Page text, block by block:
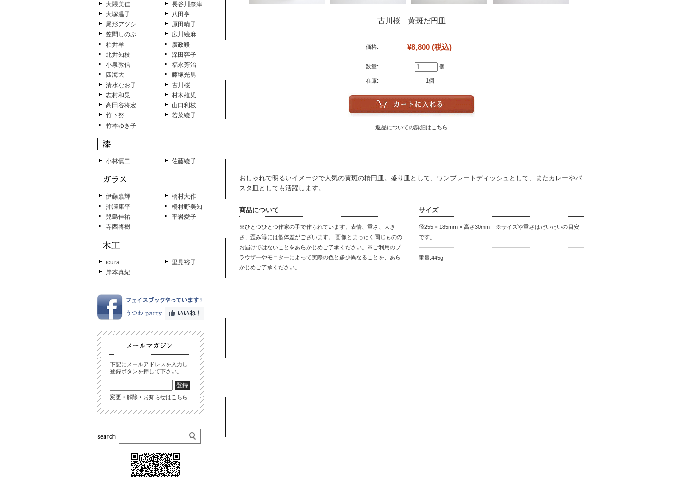
古川桜 黄斑だ円皿
価格: ¥8,800 (税込)
数量: 個
在庫: 1個
返品についての詳細はこちら
おしゃれで明るいイメージで人気の黄斑の楕円皿。盛り皿として、ワンプレートディッシュとして、またカレーやパ
スタ皿としても活躍します。
商品について
※ひとつひとつ作家の手で作られています。表情、重さ、大き
さ、歪み等には個体差がございます。 画像とまったく同じものの
お届けではないことをあらかじめご了承ください。※ご利用のブ
ラウザーやモニターによって実際の色と多少異なることを、あら
かじめご了承ください。
サイズ
径255 × 185mm × 高さ30mm ※サイズや重さはだいたいの目安
です。
重量:445g
大隈美佳
大塚温子
尾形アツシ
笠間しのぶ
柏井羊
北井知枝
小泉敦信
四海大
清水なお子
志村和晃
高田谷将宏
竹下努
竹本ゆき子
長谷川奈津
八田亨
原田晴子
広川絵麻
廣政毅
深田容子
福永芳治
藤塚光男
古川桜
村木雄児
山口利枝
若菜綾子
小林慎二 佐藤綾子
伊藤嘉輝
沖澤康平
兒島佳祐
寺西将樹
橋村大作
橋村野美知
平岩愛子
icura
岸本真紀
里見裕子
下記にメールアドレスを入力し
登録ボタンを押して下さい。
変更・解除・お知らせはこちら